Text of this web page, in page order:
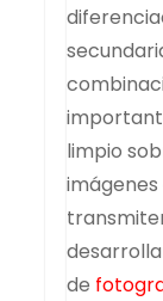
limpio
de